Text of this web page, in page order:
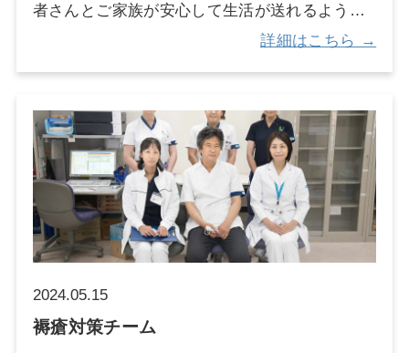
用による精神症状、 内分泌系疾患や自己免疫
疾患に伴う精神症状など）を有する患者さん 精
神医学的評価や治療が必要だと身体開始が判断
をした患者さん 活動実績 当院では2014年に精
神科リエゾンチームが発足しました。 年間約10
00件の介入依頼に対応しています。
緩和医療科医、精神科医、看護師、薬剤師、管
理栄養士、公認心理師、医療ソーシャルワーカ
ーといった様々な職種が在籍しており、様々な
悩みやご相談への対応が可能です。 また、緩
和ケアチームは、入院・外来を問わず、各部署
とカンファレンスを定期的に行うなど、緩和ケ
アチーム以外の部署や、院外の在宅療養を支え
るチームとの連携も図りながら患者さんやご家
族のサポートを行っています。
者さんとご家族が安心して生活が送れるように
サポートします。 チーム構成 消化器外科、泌
尿器科、小児外科医師、病棟看護師、皮膚・排
来患者のケアを行っています。 特色 当院ではス
トーマ造設する方や保有する方が新生児から高
齢者まで幅広いことが特徴です。チームメンバ
ーは院内で使用するストーマケアの手順の整備
やケースカンファレンスを開催しストーマケア
ストーマ施設認定を受けており、これは一定の
詳細はこちら →
2024.05.15
褥瘡対策チーム